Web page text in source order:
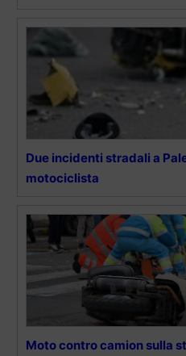
Due incidenti stradali a
motociclista
Moto contro camion sulla